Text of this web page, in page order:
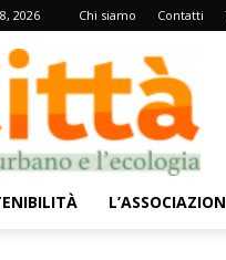
2026 Chi siamo Contatti